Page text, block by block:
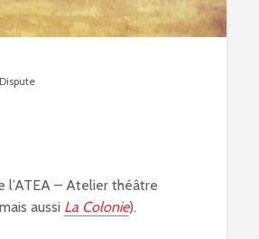
l’ATEA – Atelier théâtre
aussi La Colonie).